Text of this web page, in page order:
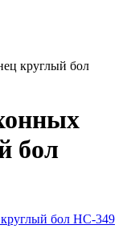
круглый бол
бол